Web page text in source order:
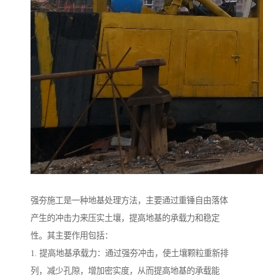
强夯施工是一种地基处理方法，主要通过重锤自由落体
产生的冲击力来压实土壤，提高地基的承载力和稳定
性。其主要作用包括：
1. 提高地基承载力：通过强夯冲击，使土壤颗粒重新排
列，减少孔隙，增加密实度，从而提高地基的承载能